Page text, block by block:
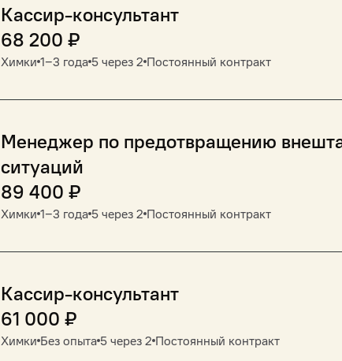
Кассир-консультант
68 200 ₽
Химки 1‒3 года 5 через 2 Постоянный контракт
Менеджер по предотвращению
ситуаций
89 400 ₽
Химки 1‒3 года 5 через 2 Постоянный контракт
Кассир-консультант
61 000 ₽
Химки Без опыта 5 через 2 Постоянный контракт